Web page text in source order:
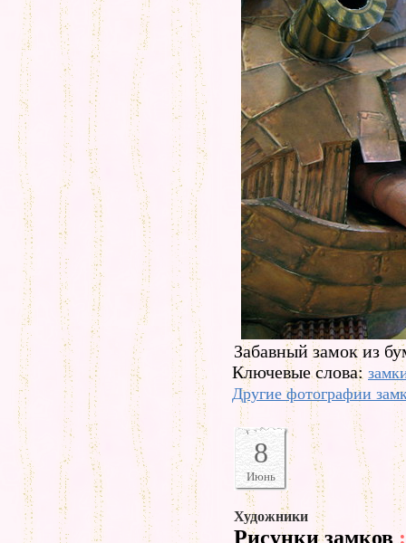
Забавный замок из
Ключевые слова:
Другие фотографии
8
Июнь
Художники
Рисунки замков